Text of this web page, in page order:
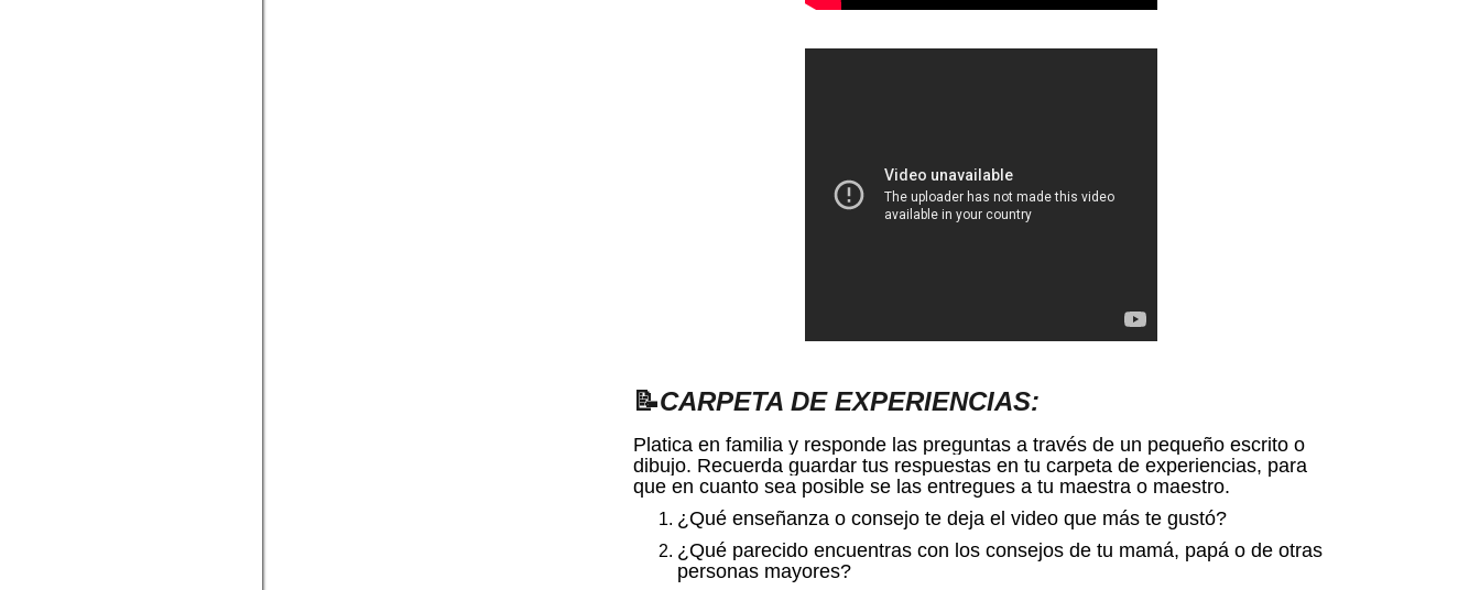
📝CARPETA DE EXPERIENCIAS:
Platica en familia y responde las preguntas a través de un pequeño escrito o
dibujo. Recuerda guardar tus respuestas en tu carpeta de experiencias, para
que en cuanto sea posible se las entregues a tu maestra o maestro.
¿Qué enseñanza o consejo te deja el video que más te gustó?
¿Qué parecido encuentras con los consejos de tu mamá, papá o de otras
personas mayores?